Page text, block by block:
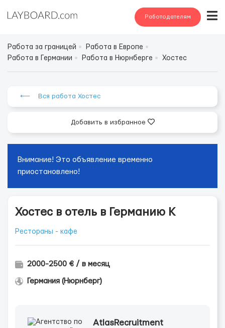
Работодателям
Работа за границей
Работа в Европе
Работа в Германии
Работа в Нюрнберге Хостес
⟵ Вся работа Хостес
Добавить в избранное
Внимание! Это объявление временно
приостановлено!
Хостес в отель в Германию К
Рестораны - кафе
2000-2500 € / в месяц
Германия (Нюрнберг)
AtlasRecruitment